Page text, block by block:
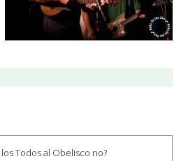
Todos al Obelisco no?